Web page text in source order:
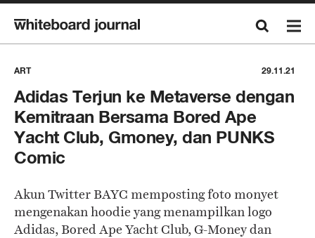
ART 29.11.21
Adidas Terjun ke Metaverse dengan
Kemitraan Bersama Bored Ape
Yacht Club, Gmoney, dan PUNKS
Comic
Akun Twitter BAYC memposting foto monyet
mengenakan hoodie yang menampilkan logo
Adidas, Bored Ape Yacht Club, G-Money dan